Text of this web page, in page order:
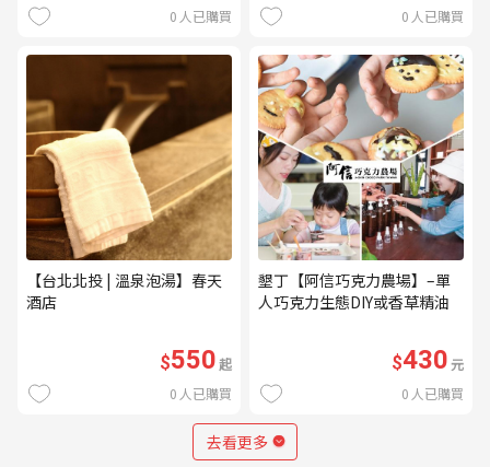
0 人已購買
0 人已購買
【台北北投 | 溫泉泡湯】春天
酒店
$550起
0 人已購買
墾丁【阿信巧克力農場】–單
人巧克力生態DIY或香草精油
$430元
0 人已購買
去看更多